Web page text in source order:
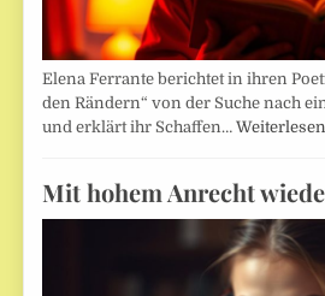
Elena Ferrante berichtet in ihren
den Rändern“ von der Suche nach
und erklärt ihr Schaffen…
Mit hohem Anrecht